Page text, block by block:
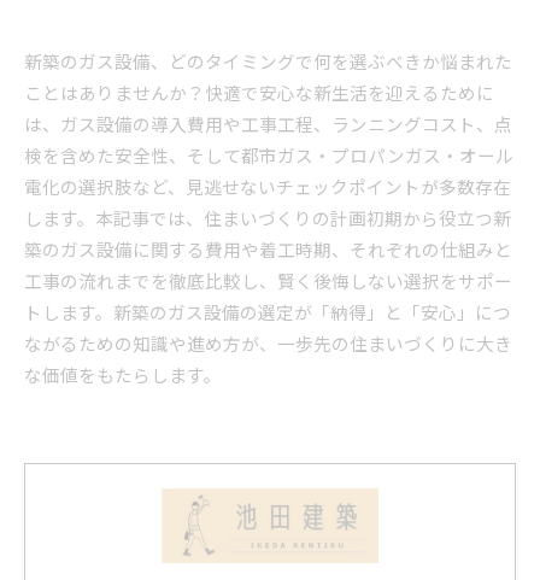
新築のガス設備、どのタイミングで何を選ぶべきか悩まれた
ことはありませんか？快適で安心な新生活を迎えるために
は、ガス設備の導入費用や工事工程、ランニングコスト、点
検を含めた安全性、そして都市ガス・プロパンガス・オール
電化の選択肢など、見逃せないチェックポイントが多数存在
します。本記事では、住まいづくりの計画初期から役立つ新
築のガス設備に関する費用や着工時期、それぞれの仕組みと
工事の流れまでを徹底比較し、賢く後悔しない選択をサポー
トします。新築のガス設備の選定が「納得」と「安心」につ
ながるための知識や進め方が、一歩先の住まいづくりに大き
な価値をもたらします。